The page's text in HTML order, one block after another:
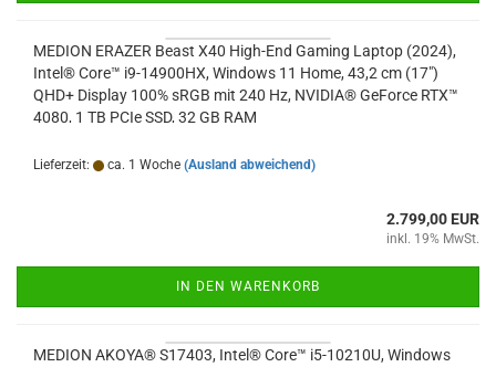
MEDION ERAZER Beast X40 High-End Gaming Laptop (2024),
Intel® Core™ i9-14900HX, Windows 11 Home, 43,2 cm (17")
QHD+ Display 100% sRGB mit 240 Hz, NVIDIA® GeForce RTX™
4080, 1 TB PCIe SSD, 32 GB RAM
Lieferzeit: ca. 1 Woche (Ausland abweichend)
2.799,00 EUR
inkl. 19% MwSt.
IN DEN WARENKORB
MEDION AKOYA® S17403, Intel® Core™ i5-10210U, Windows